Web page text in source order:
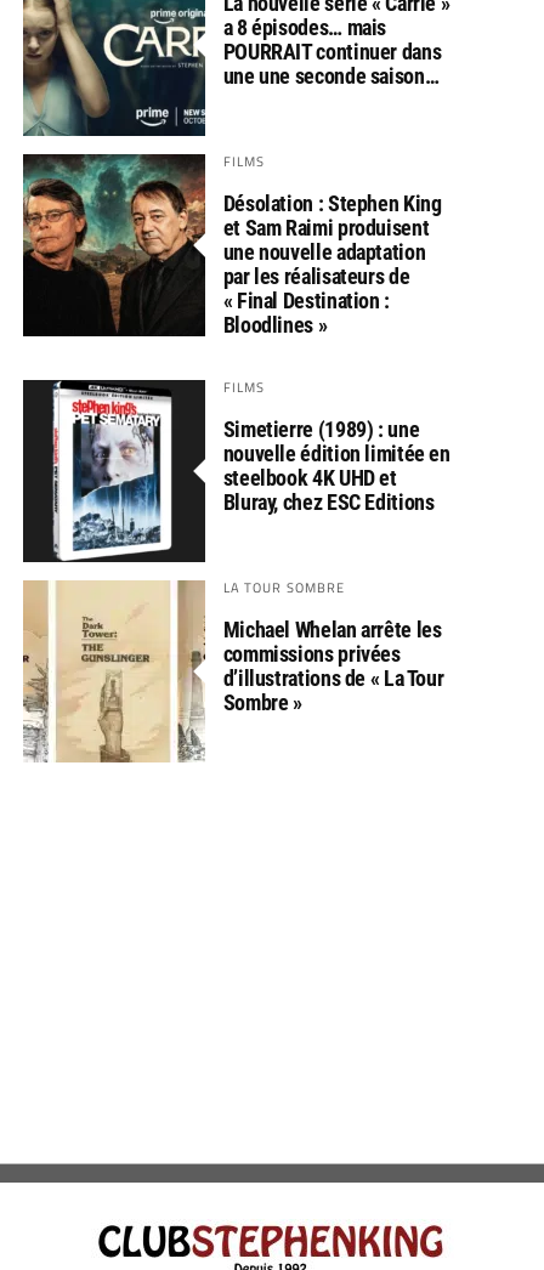
a 8 épisodes… mais
POURRAIT continuer dans
une une seconde saison…
FILMS
Désolation : Stephen King
et Sam Raimi produisent
une nouvelle adaptation
par les réalisateurs de
« Final Destination :
Bloodlines »
FILMS
Simetierre (1989) : une
nouvelle édition limitée en
steelbook 4K UHD et
Bluray, chez ESC Editions
LA TOUR SOMBRE
Michael Whelan arrête les
commissions privées
d’illustrations de « La Tour
Sombre »